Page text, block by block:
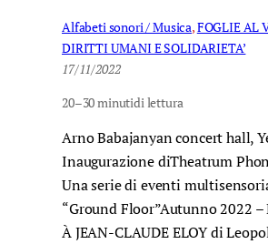
Alfabeti sonori / Musica, FOGLIE AL
DIRITTI UMANI E SOLIDARIETA’
17/11/2022
20–30 minutidi lettura
Arno Babajanyan concert hall,
Inaugurazione diTheatrum
Una serie di eventi
“Ground Floor”Autunno 2022 –
À JEAN-CLAUDE ELOY di